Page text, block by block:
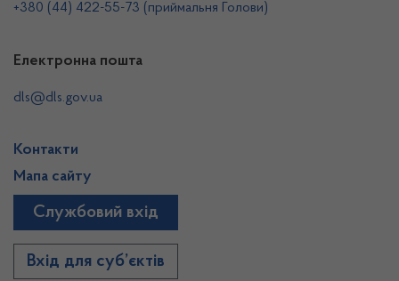
+380 (44) 422-55-73 (приймальня Голови)
Електронна пошта
dls@dls.gov.ua
Контакти
Мапа сайту
Службовий вхід
Вхід для суб’єктів